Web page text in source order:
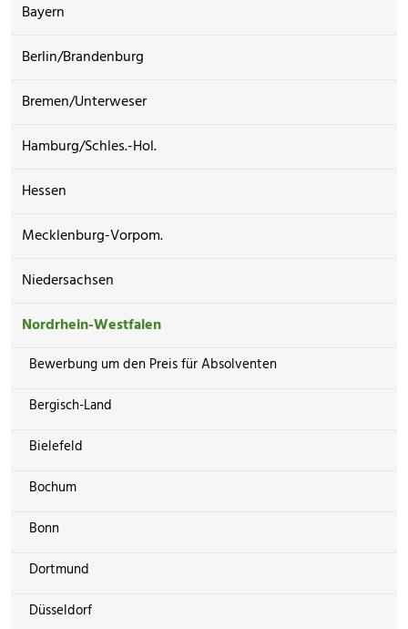
Bayern
Berlin/Brandenburg
Bremen/Unterweser
Hamburg/Schles.-Hol.
Hessen
Mecklenburg-Vorpom.
Niedersachsen
Nordrhein-Westfalen
Bewerbung um den Preis für Absolventen
Bergisch-Land
Bielefeld
Bochum
Bonn
Dortmund
Düsseldorf